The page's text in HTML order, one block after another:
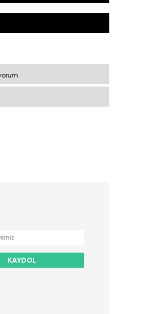
KAYDOL